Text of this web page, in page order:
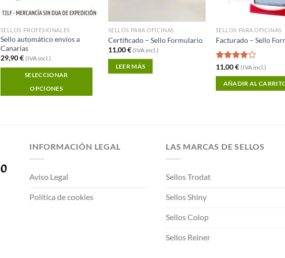
SELLOS PROFESIONALES
Sello automático envíos a
Canarias
29,90€ (IVA incl.)
SELECCIONAR
OPCIONES
SELLOS PARA OFICINAS
Certificado – Sello Formulario
11,00€ (IVA incl.)
LEER MÁS
SELLOS PARA OFICINAS
Facturado – Sello
Valorado
con4.00
de 5
11,00€ (IVA incl.)
AÑADIR AL
INFORMACIÓN LEGAL
Aviso Legal
Política de cookies
LAS MARCAS DE SELLOS
Sellos Trodat
Sellos Shiny
Sellos Colop
Sellos Reiner